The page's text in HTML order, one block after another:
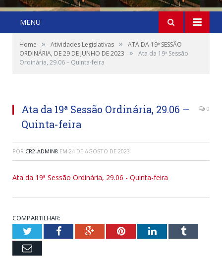
MENU
Home » Atividades Legislativas »
ATA DA 19ª SESSÃO
ORDINÁRIA, DE 29 DE JUNHO DE 2023
»
Ata da 19ª Sessão
Ordinária, 29.06 – Quinta-feira
Ata da 19ª Sessão Ordinária, 29.06 –
Quinta-feira
0
POR CR2-ADMIN8 EM 24 DE AGOSTO DE 2023
Ata da 19ª Sessão Ordinária, 29.06 - Quinta-feira
COMPARTILHAR:
TwitterFacebookGoogle+PinterestLinkedInTumblr
Email